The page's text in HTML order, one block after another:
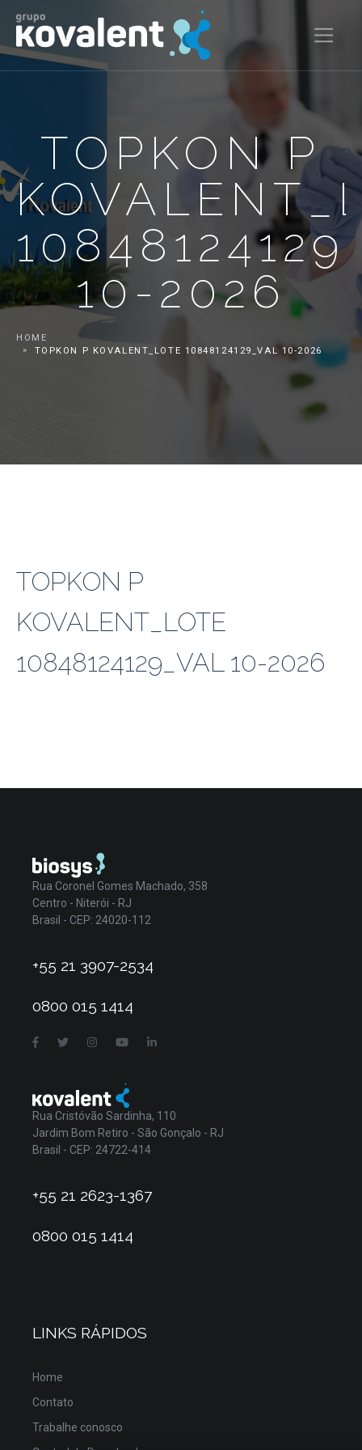
TOPKON P
10-2026
HOME
TOPKON P KOVALENT_LOTE 10848124129_VAL 10-2026
TOPKON P
KOVALENT_LOTE
10848124129_VAL 10-2026
Rua Coronel Gomes Machado, 358
Centro - Niterói - RJ
Brasil - CEP: 24020-112
+55 21 3907-2534
0800 015 1414
Rua Cristóvão Sardinha, 110
Jardim Bom Retiro - São Gonçalo - RJ
Brasil - CEP: 24722-414
+55 21 2623-1367
0800 015 1414
LINKS RÁPIDOS
Home
Contato
Trabalhe conosco